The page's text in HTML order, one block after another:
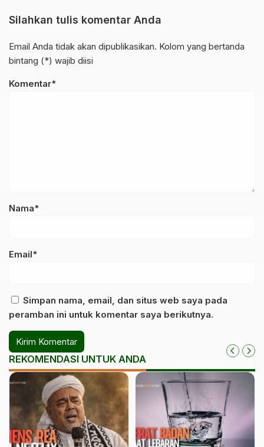
Silahkan tulis komentar Anda
Email Anda tidak akan dipublikasikan. Kolom yang bertanda
bintang (*) wajib diisi
Komentar*
Nama*
Email*
Simpan nama, email, dan situs web saya pada
peramban ini untuk komentar saya berikutnya.
REKOMENDASI UNTUK ANDA